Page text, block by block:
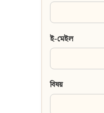
ই-মেইল
বিষয়